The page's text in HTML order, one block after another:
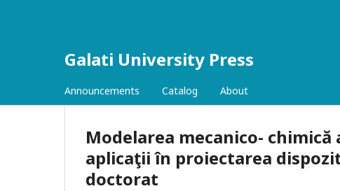
Galati University Press
Announcements Catalog About
Modelarea mecanico-
aplicaţii în proiectarea
doctorat